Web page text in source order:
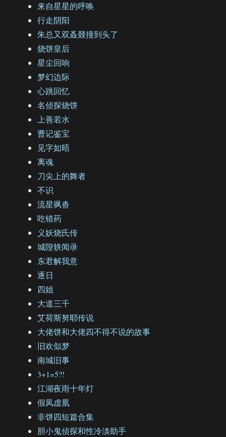
来自星星的呼唤
行走阴阳
朱总又双叒叕撞到头了
烧饼皇后
星尘回响
梦幻边际
心跳回忆
名侦探烧饼
上善若水
曹记鉴宝
见字如晤
离魂
刀尖上的舞者
不识
流星飒沓
吃错药
义妖烧氏传
城隍轶闻录
东君解我意
逐日
四姐
大道三千
艾荷斯努耶传说
大佬饼和大佬四不得不说的故事
旧欢似梦
南城旧事
3+1=5?!
江湖夜雨十年灯
假凤虚凰
非饼四短篇合集
胆小鬼侦探和性冷淡助手